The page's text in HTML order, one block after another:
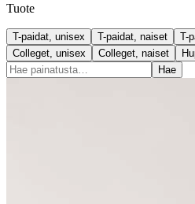
Tuote
T-paidat, unisex T-paidat, naiset T-
Colleget, unisex
Colleget, naiset
Hae